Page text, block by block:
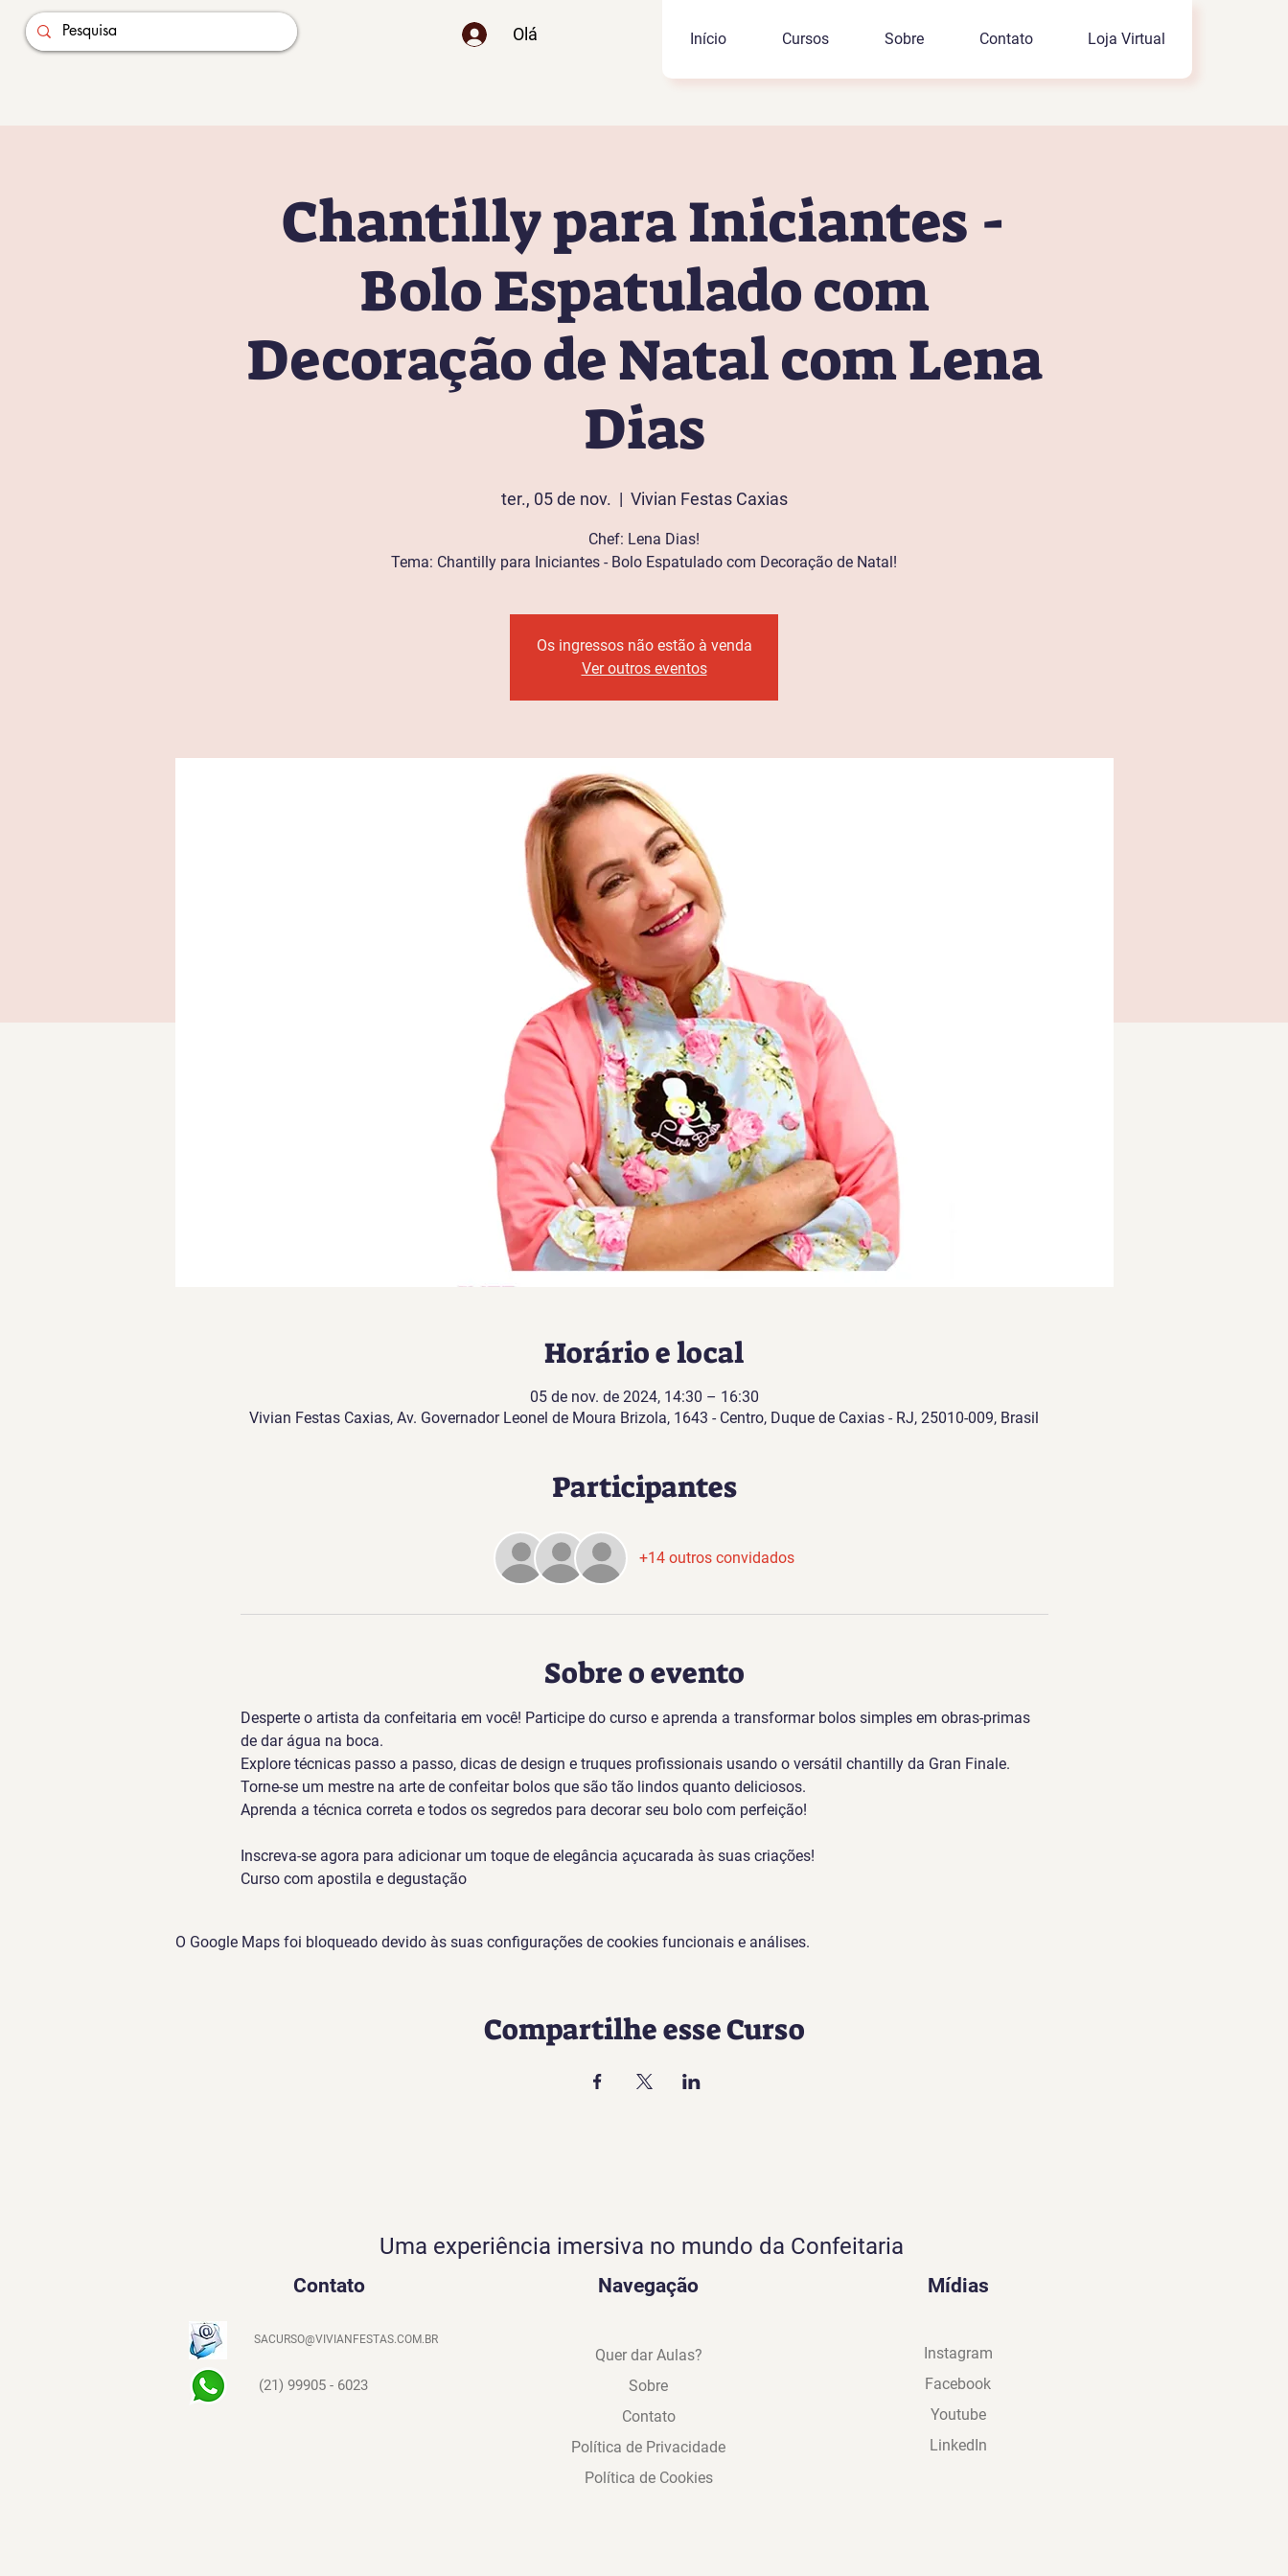
Olá Início Cursos Sobre Contato Loja Virtual
Chantilly para Iniciantes -
Bolo Espatulado com
Decoração de Natal com Lena
Dias
ter., 05 de nov.
  |
Vivian Festas Caxias
Chef: Lena Dias!
Tema: Chantilly para Iniciantes - Bolo Espatulado com Decoração de Natal!
Os ingressos não estão à venda
Ver outros eventos
Horário e local
05 de nov. de 2024, 14:30 – 16:30
Vivian Festas Caxias, Av. Governador Leonel de Moura Brizola, 1643 - Centro, Duque de Caxias - RJ, 25010-009, Brasil
Participantes
+14 outros convidados
Sobre o evento
Desperte o artista da confeitaria em você! Participe do curso e aprenda a transformar bolos simples em obras-primas
de dar água na boca.
Explore técnicas passo a passo, dicas de design e truques profissionais usando o versátil chantilly da Gran Finale.
Torne-se um mestre na arte de confeitar bolos que são tão lindos quanto deliciosos.
Aprenda a técnica correta e todos os segredos para decorar seu bolo com perfeição!
Inscreva-se agora para adicionar um toque de elegância açucarada às suas criações!
Curso com apostila e degustação
O Google Maps foi bloqueado devido às suas configurações de cookies funcionais e análises.
Compartilhe esse Curso
Uma experiência imersiva no mundo da Confeitaria
Contato
SACURSO@VIVIANFESTAS.COM.BR
(21) 99905 - 6023
Navegação
Quer dar Aulas?
Sobre
Contato
Política de Privacidade
Política de Cookies
Mídias
Instagram
Facebook
Youtube
LinkedIn